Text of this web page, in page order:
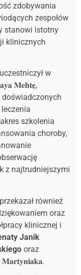
zdobywania
zespołów
stanowi istotny
klinicznych
w
𝐌𝐞𝐡𝐭𝐞̨,
szkolenia
choroby,
z najtrudniejszymi
również
oraz
klinicznej i
Janik
oraz
𝐌𝐚𝐫𝐭𝐲𝐧𝐢𝐚𝐤𝐚.